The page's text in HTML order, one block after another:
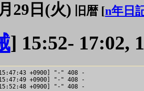
29日(火) 旧暦 [n年日
] 15:52- 17:02,
+0900] "-" 408 -
+0900] "-" 408 -
+0900] "-" 408 -